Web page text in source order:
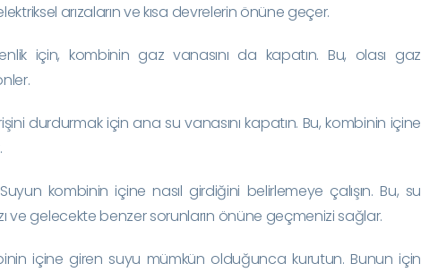
arızaların ve kısa devrelerin önüne geçer.
için, kombinin gaz vanasını da kapatın. Bu, olası gaz
durdurmak için ana su vanasını kapatın. Bu, kombinin içine
kombinin içine nasıl girdiğini belirlemeye çalışın. Bu, su
ve gelecekte benzer sorunların önüne geçmenizi sağlar.
içine giren suyu mümkün olduğunca kurutun. Bunun için